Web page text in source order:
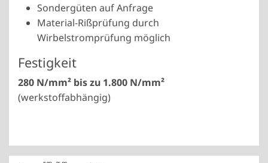
Sondergüten auf Anfrage
Material-Rißprüfung durch
Wirbelstromprüfung möglich
Festigkeit
280 N/mm² bis zu 1.800 N/mm²
(werkstoffabhängig)